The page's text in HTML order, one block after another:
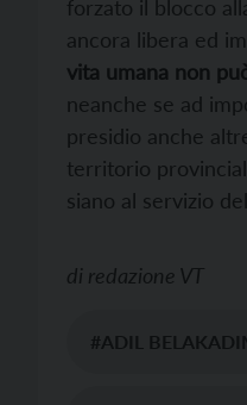
forzato il blocco
ancora libera ed
vita umana non
neanche se ad
presidio anche
territorio
siano al servizio
di redazione VT
#ADIL